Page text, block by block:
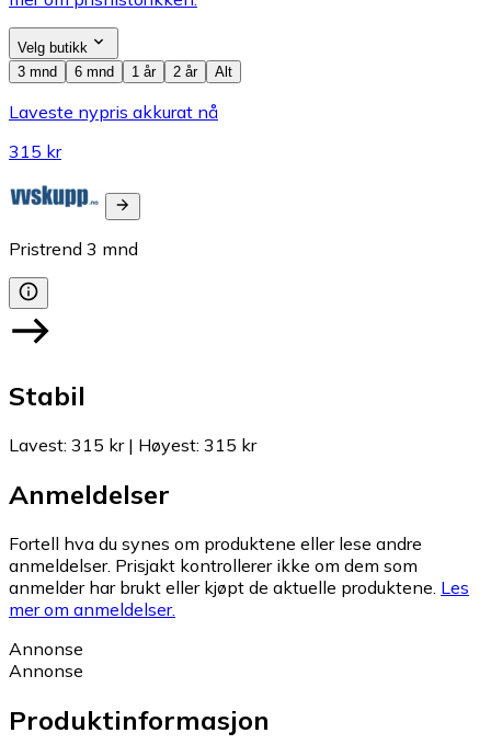
Velg butikk
3 mnd
6 mnd 1 år 2 år Alt
Laveste nypris akkurat nå
315 kr
Pristrend 3 mnd
Stabil
Lavest: 315 kr| Høyest: 315 kr
Anmeldelser
Fortell hva du synes om produktene eller lese andre
anmeldelser. Prisjakt kontrollerer ikke om dem som
anmelder har brukt eller kjøpt de aktuelle produktene. Les
mer om anmeldelser.
Annonse
Annonse
Produktinformasjon